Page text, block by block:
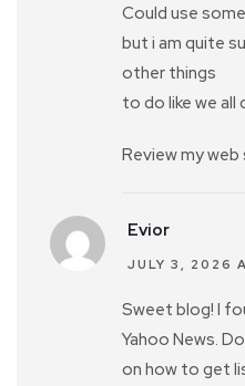
Could use
but i am quite
other things
to do like we all
Review my web
Evior
JULY 3, 2026
Sweet blog! I
Yahoo News.
on how to get